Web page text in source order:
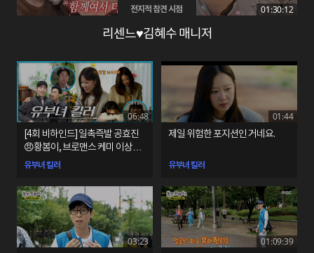
전지적 참견 시점 01:30:12
리센느♥김혜수 매니저
06:48
[4회 비하인드] 일촉즉발 공효진
😠황봄이, 브로맨스 케미 이상이
😁최우성
유부녀 킬러
01:44
제일 위험한 포지션인 거네요.
유부녀 킬러
03:23 01:09:39